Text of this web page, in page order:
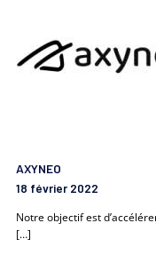
AXYNEO
18 février 2022
Notre objectif est
[…]